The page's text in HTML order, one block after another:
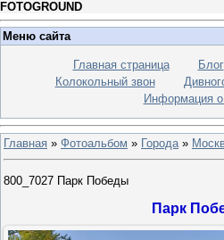
FOTOGROUND
Меню сайта
Главная страница Блог
Колокольный звон
Информация о
Главная » Фотоальбом » Города »
800_7027 Парк Победы
Парк